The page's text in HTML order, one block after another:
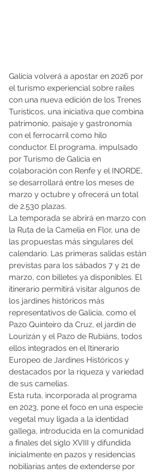
Galicia volverá a apostar en 2026 por
el turismo experiencial sobre raíles
con una nueva edición de los Trenes
Turísticos, una iniciativa que combina
patrimonio, paisaje y gastronomía
con el ferrocarril como hilo
conductor. El programa, impulsado
por Turismo de Galicia en
colaboración con Renfe y el INORDE,
se desarrollará entre los meses de
marzo y octubre y ofrecerá un total
de 2.530 plazas.
La temporada se abrirá en marzo con
la Ruta de la Camelia en Flor, una de
las propuestas más singulares del
calendario. Las primeras salidas están
previstas para los sábados 7 y 21 de
marzo, con billetes ya disponibles. El
itinerario permitirá visitar algunos de
los jardines históricos más
representativos de Galicia, como el
Pazo Quinteiro da Cruz, el jardín de
Lourizán y el Pazo de Rubiáns, todos
ellos integrados en el Itinerario
Europeo de Jardines Históricos y
destacados por la riqueza y variedad
de sus camelias.
Esta ruta, incorporada al programa
en 2023, pone el foco en una especie
vegetal muy ligada a la identidad
gallega, introducida en la comunidad
a finales del siglo XVIII y difundida
inicialmente en pazos y residencias
nobiliarias antes de extenderse por